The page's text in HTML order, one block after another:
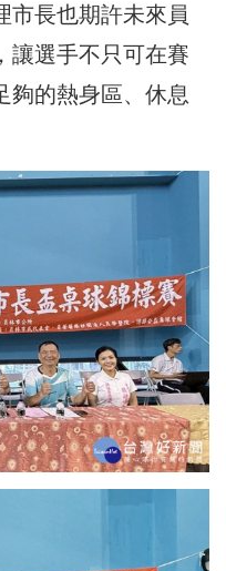
市長也期許未來員
讓選手不只可在賽
夠的熱身區、休息